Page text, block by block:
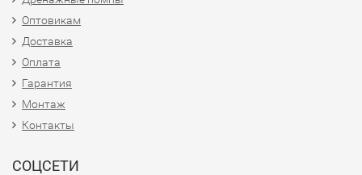
Оптовикам
Доставка
Оплата
Гарантия
Монтаж
Контакты
СОЦСЕТИ